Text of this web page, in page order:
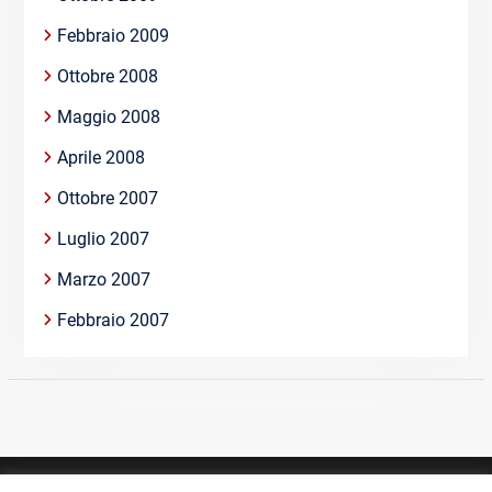
Febbraio 2009
Ottobre 2008
Maggio 2008
Aprile 2008
Ottobre 2007
Luglio 2007
Marzo 2007
Febbraio 2007